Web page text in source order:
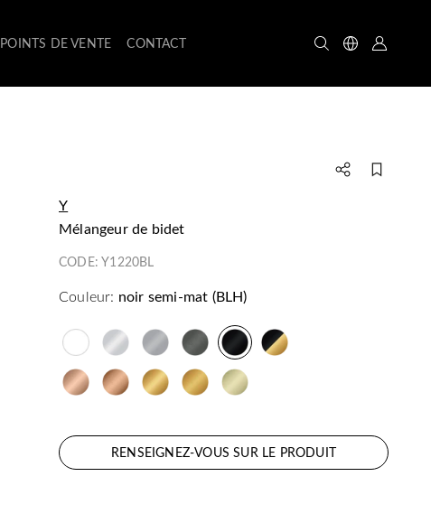
POINTS DE VENTE CONTACT
Y
mélangeur de bidet
CODE:Y1220BL
Couleur: noir semi-mat (BLH)
RENSEIGNEZ-VOUS SUR LE PRODUIT